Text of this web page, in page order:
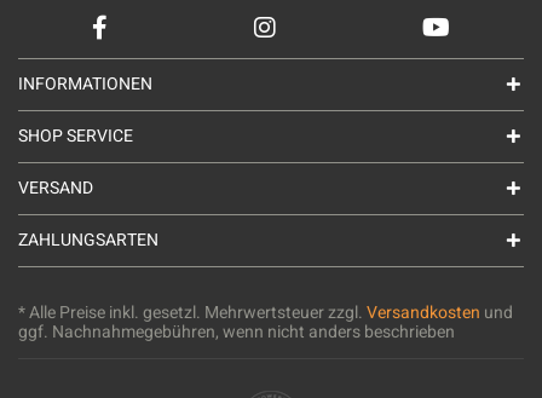
INFORMATIONEN
SHOP SERVICE
VERSAND
ZAHLUNGSARTEN
* Alle Preise inkl. gesetzl. Mehrwertsteuer zzgl.Versandkosten und
ggf. Nachnahmegebühren, wenn nicht anders beschrieben